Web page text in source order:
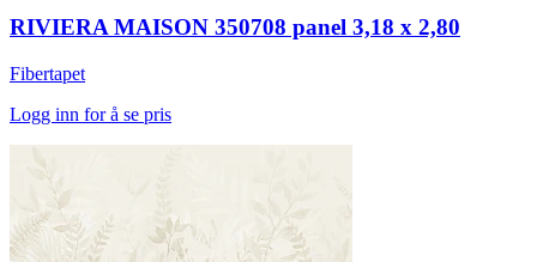
RIVIERA MAISON 350708 panel 3,18 x 2,80
Fibertapet
Logg inn for å se pris